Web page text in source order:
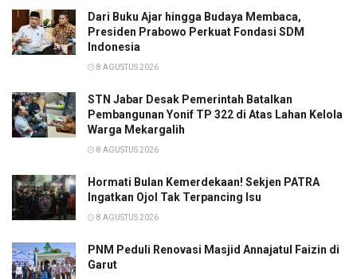
Dari Buku Ajar hingga Budaya Membaca,
Presiden Prabowo Perkuat Fondasi SDM
Indonesia
8 AGUSTUS 2026
STN Jabar Desak Pemerintah Batalkan
Pembangunan Yonif TP 322 di Atas Lahan Kelola
Warga Mekargalih
8 AGUSTUS 2026
Hormati Bulan Kemerdekaan! Sekjen PATRA
Ingatkan Ojol Tak Terpancing Isu
8 AGUSTUS 2026
PNM Peduli Renovasi Masjid Annajatul Faizin di
Garut